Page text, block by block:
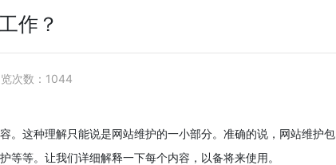
作？
次数：1044
。这种理解只能说是网站维护的一小部分。准确的说，网站维护包
等等。让我们详细解释一下每个内容，以备将来使用。